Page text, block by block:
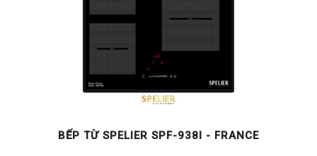
BẾP TỪ SPELIER SPF-938I - FRANCE